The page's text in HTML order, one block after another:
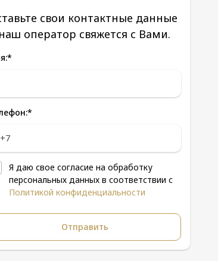
свои контактные данные
оператор свяжется с Вами.
*
*
Я даю свое согласие на обработку
персональных данных в соответствии с
Политикой конфиденциальности